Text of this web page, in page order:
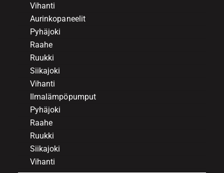
Vihanti
Aurinkopaneelit
Pyhäjoki
Raahe
Ruukki
Siikajoki
Vihanti
Ilmalämpöpumput
Pyhäjoki
Raahe
Ruukki
Siikajoki
Vihanti